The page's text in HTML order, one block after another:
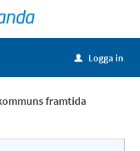
u Logga in
framtida